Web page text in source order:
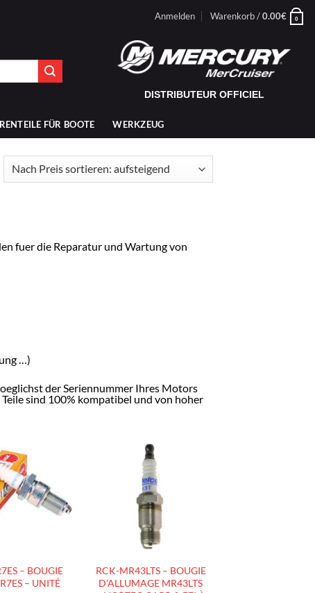
Anmelden Warenkorb /0.00€ 0
DISTRIBUTEUR OFFICIEL
FÜR BOOTE WERKZEUG
fuer die Reparatur und Wartung von
…)
der Seriennummer Ihres Motors
sind 100% kompatibel und von hoher
AJOUTER
À LA
LISTE
D’ENVIES
– BOUGIE
– UNITÉ
AJOUTER
D’ENVIES
RCK-MR43LTS – BOUGIE
D’ALLUMAGE MR43LTS